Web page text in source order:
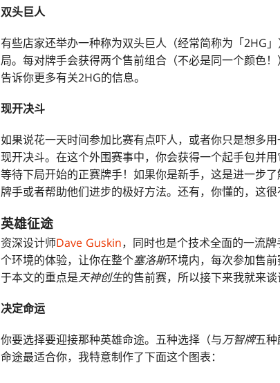
双头巨人
有些店家还举办一种称为双头巨人（经常简称为「2HG
局。每对牌手会获得两个售前组合（不必是同一个颜色
告诉你更多有关2HG的信息。
现开决斗
如果说花一天时间参加比赛有点吓人，或者你只是想多
现开决斗。在这个外围赛事中，你会获得一个起手包并
等待下局开始的正赛牌手！如果你是新手，这是进一步了
牌手或者帮助他们进步的极好方法。还有，你懂的，这很
英雄征途
资深设计师Dave Guskin，同时也是个技术全面的一流
个环境的体验，让你在整个塞洛斯环境内，每次参加售
于本文的重点是天神创生的售前赛，所以接下来我就来谈
决定命运
你要选择要迎接那种英雄命途。五种选择（与万智牌五
命途最适合你，我特意制作了下面这个图表：